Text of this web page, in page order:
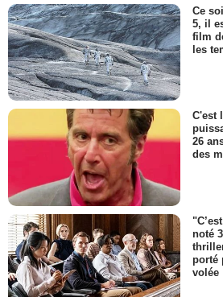
Ce
5, il
film
les
C'est
26
des
noté
porté
volée